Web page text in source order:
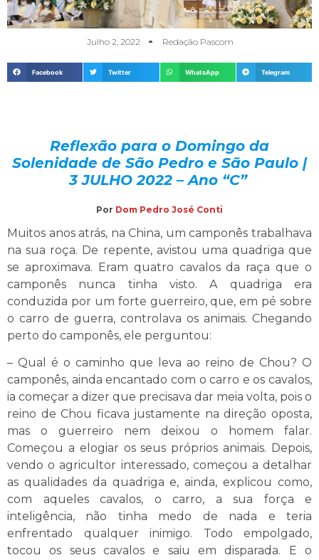
Julho 2, 2022 Redação Pascom
Facebook Twitter WhatsApp Telegram
Reflexão para o Domingo da
Solenidade de São Pedro e São Paulo |
3 JULHO 2022 – Ano “C”
Por Dom Pedro José Conti
Muitos anos atrás, na China, um camponês trabalhava
na sua roça. De repente, avistou uma quadriga que
se aproximava. Eram quatro cavalos da raça que o
camponês nunca tinha visto. A quadriga era
conduzida por um forte guerreiro, que, em pé sobre
o carro de guerra, controlava os animais. Chegando
perto do camponês, ele perguntou:
– Qual é o caminho que leva ao reino de Chou? O
camponês, ainda encantado com o carro e os cavalos,
ia começar a dizer que precisava dar meia volta, pois o
reino de Chou ficava justamente na direção oposta,
mas o guerreiro nem deixou o homem falar.
Começou a elogiar os seus próprios animais. Depois,
vendo o agricultor interessado, começou a detalhar
as qualidades da quadriga e, ainda, explicou como,
com aqueles cavalos, o carro, a sua força e
inteligência, não tinha medo de nada e teria
enfrentado qualquer inimigo. Todo empolgado,
tocou os seus cavalos e saiu em disparada. E o